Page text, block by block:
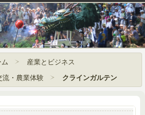
産業とビジネス
流・農業体験
クラインガルテン